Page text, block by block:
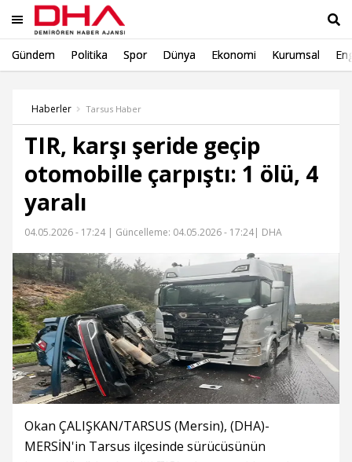
Gündem Politika Spor Dünya Ekonomi Kurumsal
Haberler Tarsus Haber
TIR, karşı şeride geçip
otomobille çarpıştı: 1 ölü, 4
yaralı
04.05.2026 - 17:24 | Güncelleme: 04.05.2026 - 17:24| DHA
Okan ÇALIŞKAN/TARSUS (Mersin), (DHA)-
MERSİN'in Tarsus ilçesinde sürücüsünün